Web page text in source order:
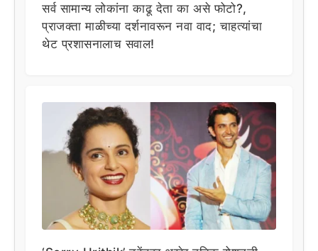
सर्व सामान्य लोकांना काढू देता का असे फोटो?,
प्राजक्ता माळीच्या दर्शनावरून नवा वाद; चाहत्यांचा
थेट प्रशासनालाच सवाल!